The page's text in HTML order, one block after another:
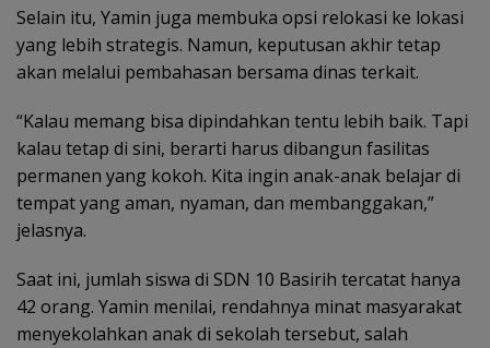
Selain itu, Yamin juga membuka opsi relokasi ke lokasi
yang lebih strategis. Namun, keputusan akhir tetap
akan melalui pembahasan bersama dinas terkait.
“Kalau memang bisa dipindahkan tentu lebih baik. Tapi
kalau tetap di sini, berarti harus dibangun fasilitas
permanen yang kokoh. Kita ingin anak-anak belajar di
tempat yang aman, nyaman, dan membanggakan,”
jelasnya.
Saat ini, jumlah siswa di SDN 10 Basirih tercatat hanya
42 orang. Yamin menilai, rendahnya minat masyarakat
menyekolahkan anak di sekolah tersebut, salah